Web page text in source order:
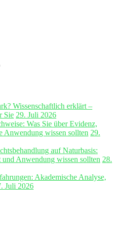
Wissenschaftlich erklärt –
Sie 29. Juli 2026
Was Sie über Evidenz,
Anwendung wissen sollten 29.
auf Naturbasis:
Anwendung wissen sollten 28.
Akademische Analyse,
Juli 2026